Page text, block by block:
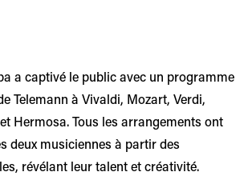
a captivé le public avec un programme
Telemann à Vivaldi, Mozart, Verdi,
Hermosa. Tous les arrangements ont
deux musiciennes à partir des
révélant leur talent et créativité.